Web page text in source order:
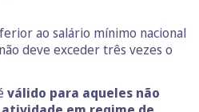
ao salário mínimo nacional
deve exceder três vezes o
válido para aqueles não